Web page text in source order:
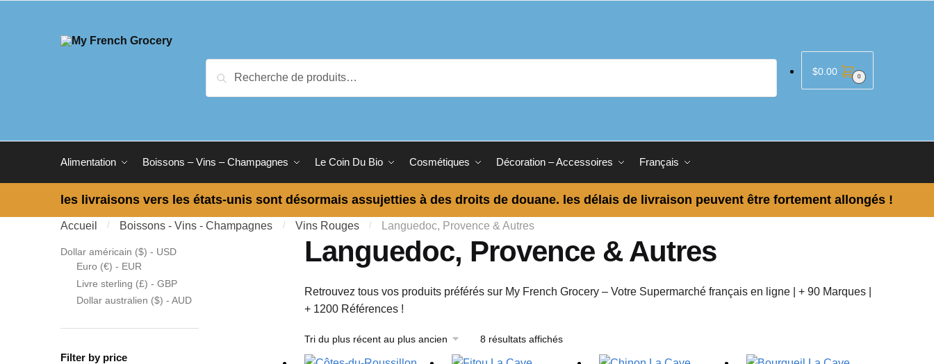
Recherche $0.00 0
Alimentation Boissons – Vins – Champagnes Le Coin Du Bio Cosmétiques Décoration – Accessoires Français
les livraisons vers les états-unis sont désormais assujetties à des droits de douane. les délais de livraison peuvent être fortement allongés !
Accueil / Boissons - Vins - Champagnes / Vins Rouges / Languedoc, Provence & Autres
Languedoc, Provence & Autres
Retrouvez tous vos produits préférés sur My French Grocery – Votre Supermarché français en ligne | + 90 Marques |
+ 1200 Références !
8 résultats affichés
Dollar américain ($) - USD
Euro (€) - EUR
Livre sterling (£) - GBP
Dollar australien ($) - AUD
Filter by price